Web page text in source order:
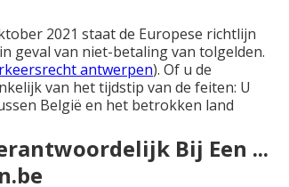
2021 staat de Europese richtlijn
geval van niet-betaling van tolgelden.
antwerpen). Of u de
van het tijdstip van de feiten: U
België en het betrokken land
Bij Een ...